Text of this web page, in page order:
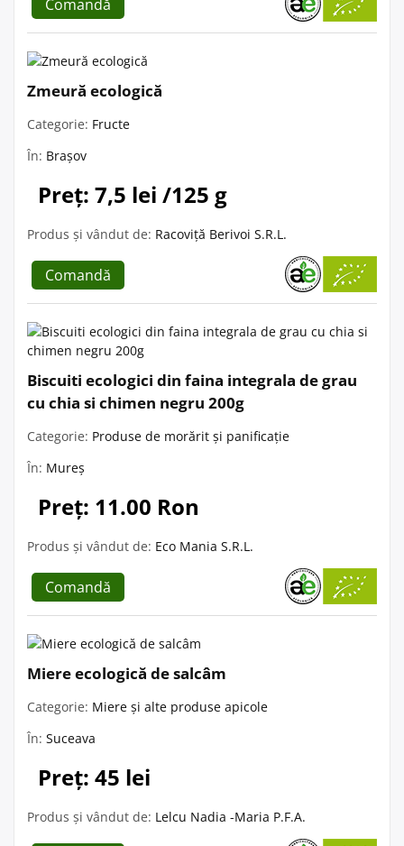
Comandă
Zmeură ecologică
Categorie: Fructe
În: Brașov
Preț: 7,5 lei /125 g
Produs și vândut de: Racoviță Berivoi S.R.L.
Comandă
Biscuiti ecologici din faina integrala de grau
cu chia si chimen negru 200g
Categorie: Produse de morărit și panificație
În: Mureș
Preț: 11.00 Ron
Produs și vândut de: Eco Mania S.R.L.
Comandă
Miere ecologică de salcâm
Categorie: Miere și alte produse apicole
În: Suceava
Preț: 45 lei
Produs și vândut de: Lelcu Nadia -Maria P.F.A.